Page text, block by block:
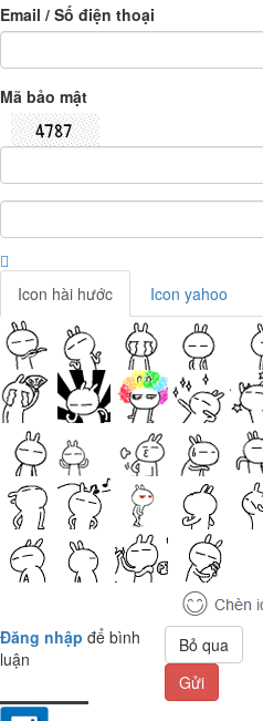
Email / Số điện thoại
Mã bảo mật
Icon hài hước Icon yahoo
Đăng nhập để bình
luận
Bỏ qua
Gửi